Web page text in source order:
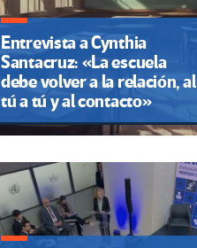
Entrevista a Cynthia
Santacruz: «La escuela
debe volver a la relación, al
tú a tú y al contacto»